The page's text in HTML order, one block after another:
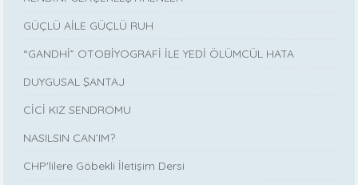
GÜÇLÜ AİLE GÜÇLÜ RUH
“GANDHİ” OTOBİYOGRAFİ İLE YEDİ ÖLÜMCÜL HATA
DUYGUSAL ŞANTAJ
CİCİ KIZ SENDROMU
NASILSIN CAN’IM?
CHP'lilere Göbekli İletişim Dersi